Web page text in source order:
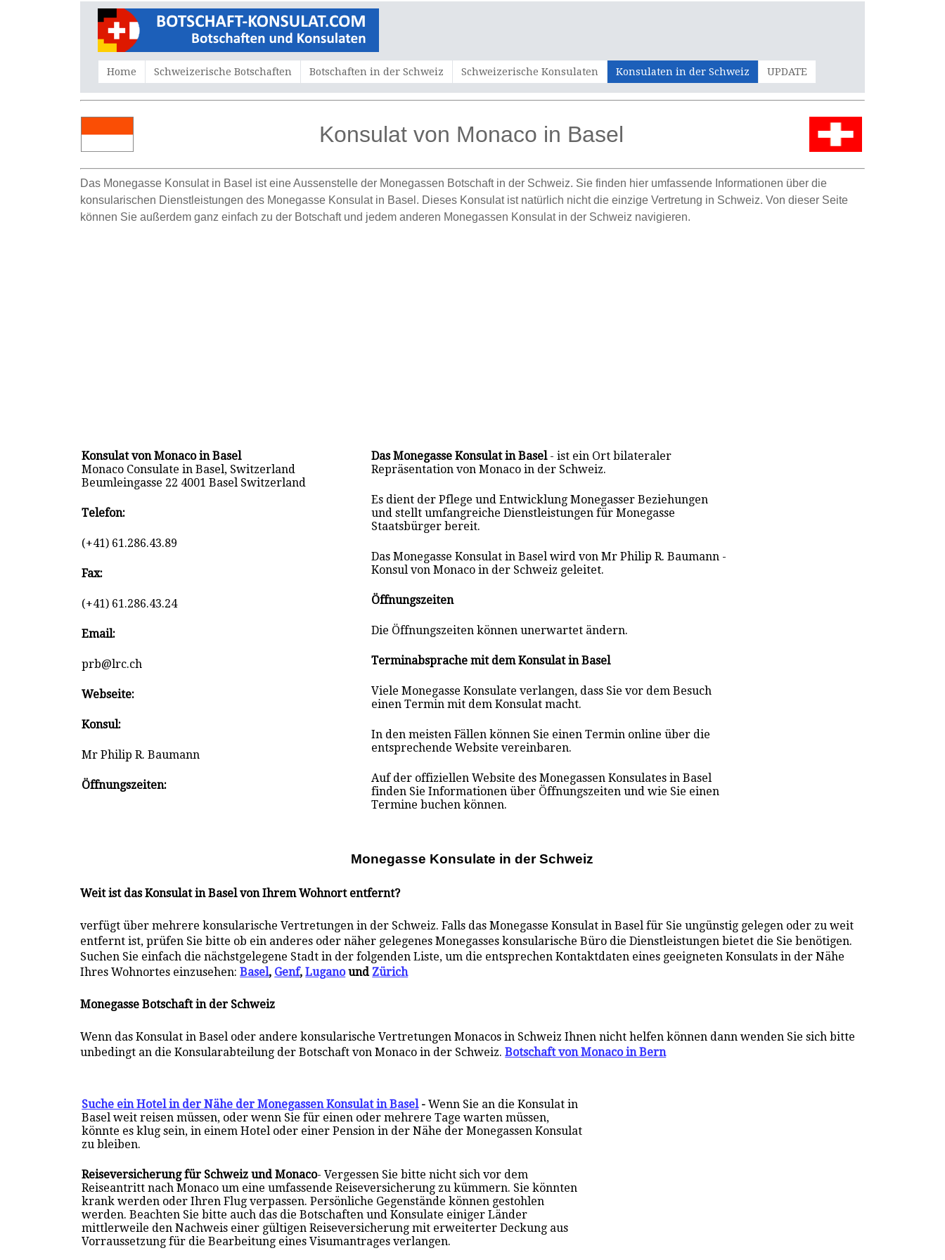
Home Schweizerische Botschaften Botschaften in der Schweiz Schweizerische Konsulaten Konsulaten in der Schweiz UPDATE
Konsulat von Monaco in Basel
Das Monegasse Konsulat in Basel ist eine Aussenstelle der Monegassen Botschaft in der Schweiz. Sie finden hier umfassende Informationen über die
konsularischen Dienstleistungen des Monegasse Konsulat in Basel. Dieses Konsulat ist natürlich nicht die einzige Vertretung in Schweiz. Von dieser Seite
können Sie außerdem ganz einfach zu der Botschaft und jedem anderen Monegassen Konsulat in der Schweiz navigieren.
Konsulat von Monaco in Basel
Monaco Consulate in Basel, Switzerland
Beumleingasse 22 4001 Basel Switzerland
Telefon:
(+41) 61.286.43.89
Fax:
(+41) 61.286.43.24
Email:
prb@lrc.ch
Webseite:
Konsul:
Mr Philip R. Baumann
Öffnungszeiten:
Das Monegasse Konsulat in Basel- ist ein Ort bilateraler
Repräsentation von Monaco in der Schweiz.
Es dient der Pflege und Entwicklung Monegasser Beziehungen
und stellt umfangreiche Dienstleistungen für Monegasse
Staatsbürger bereit.
Das Monegasse Konsulat in Basel wird von Mr Philip R. Baumann -
Konsul von Monaco in der Schweiz geleitet.
Öffnungszeiten
Die Öffnungszeiten können unerwartet ändern.
Terminabsprache mit dem Konsulat in Basel
Viele Monegasse Konsulate verlangen, dass Sie vor dem Besuch
einen Termin mit dem Konsulat macht.
In den meisten Fällen können Sie einen Termin online über die
entsprechende Website vereinbaren.
Auf der offiziellen Website des Monegassen Konsulates in Basel
finden Sie Informationen über Öffnungszeiten und wie Sie einen
Termine buchen können.
Monegasse Konsulate in derSchweiz
Weit ist das Konsulat in Basel von Ihrem Wohnort entfernt?
verfügt über mehrere konsularische Vertretungen in der Schweiz. Falls das Monegasse Konsulat in Basel für Sie ungünstig gelegen oder zu weit
entfernt ist, prüfen Sie bitte ob ein anderes oder näher gelegenes Monegasses konsularische Büro die Dienstleistungen bietet die Sie benötigen.
Suchen Sie einfach die nächstgelegene Stadt in der folgenden Liste, um die entsprechen Kontaktdaten eines geeigneten Konsulats in der Nähe
Ihres Wohnortes einzusehen:Basel, Genf,Luganound Zürich
Monegasse Botschaft inder Schweiz
Wenn das Konsulat in Basel oder andere konsularische Vertretungen Monacos in Schweiz Ihnen nicht helfen können dann wenden Sie sich bitte
unbedingt an die Konsularabteilung der Botschaft von Monaco in der Schweiz.Botschaft von Monaco in Bern
Suche ein Hotel in der Nähe der Monegassen Konsulat in Basel-Wenn Sie an die Konsulat in
Basel weit reisen müssen, oder wenn Sie für einen oder mehrere Tage warten müssen,
könnte es klug sein, in einem Hotel oder einer Pension in der Nähe der Monegassen Konsulat
zu bleiben.
Reiseversicherung für Schweiz und Monaco- Vergessen Sie bitte nicht sich vor dem
Reiseantritt nach Monaco um eine umfassende Reiseversicherung zu kümmern. Sie könnten
krank werden oder Ihren Flug verpassen. Persönliche Gegenstände können gestohlen
werden. Beachten Sie bitte auch das die Botschaften und Konsulate einiger Länder
mittlerweile den Nachweis einer gültigen Reiseversicherung mit erweiterter Deckung aus
Vorraussetzung für die Bearbeitung eines Visumantrages verlangen.